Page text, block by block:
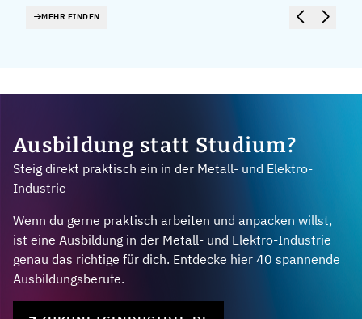
MEHR FINDEN
Ausbildung statt Studium?
Steig direkt praktisch ein in der Metall- und Elektro-
Industrie
Wenn du gerne praktisch arbeiten und anpacken willst,
ist eine Ausbildung in der Metall- und Elektro-Industrie
genau das richtige für dich. Entdecke hier 40 spannende
Ausbildungsberufe.